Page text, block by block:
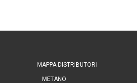
MAPPA DISTRIBUTORI
METANO